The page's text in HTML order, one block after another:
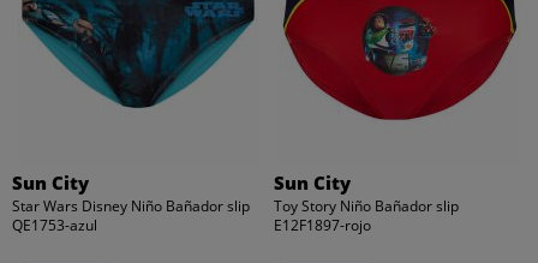
Sun City
Star Wars Disney Niño Bañador slip
QE1753-azul
Sun City
Toy Story Niño Bañador slip
E12F1897-rojo